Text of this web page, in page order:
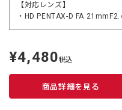
【対応レンズ】
・HD PENTAX-D FA
定
価
¥4,480税込
商品詳細を見る